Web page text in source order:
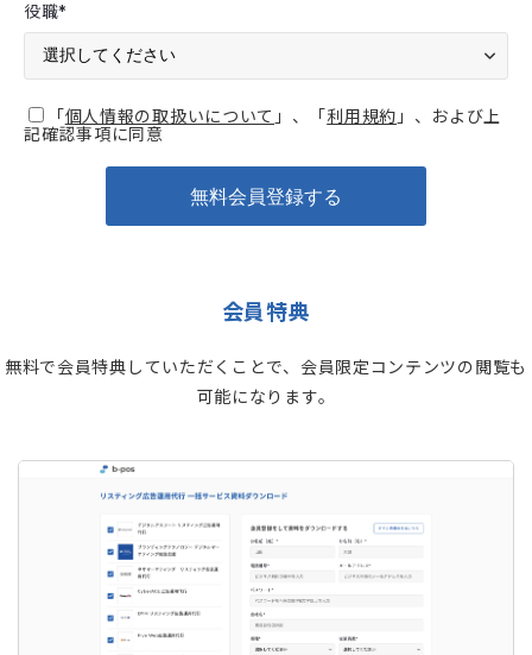
役職*
「個人情報の取扱いについて 」、「利用規約 」、および上
記確認事項に同意
会員特典
無料で会員特典していただくことで、会員限定コンテンツの閲覧も
可能になります。